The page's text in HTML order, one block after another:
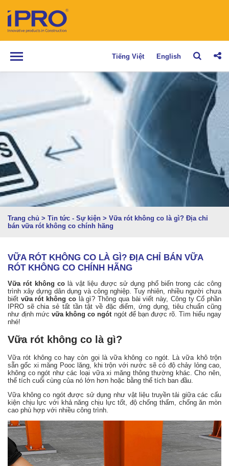
Tiếng Việt English
Trang chủ > Tin tức - Sự kiện > Vữa rót không co là gì? Địa chỉ
bán vữa rót không co chính hãng
VỮA RÓT KHÔNG CO LÀ GÌ? ĐỊA CHỈ BÁN VỮA
RÓT KHÔNG CO CHÍNH HÃNG
Vữa rót không co là vật liệu được sử dụng phổ biến trong các công
trình xây dựng dân dụng và công nghiệp. Tuy nhiên, nhiều người chưa
biết vữa rót không colà gì? Thông qua bài viết này, Công ty Cổ phần
IPRO sẽ chia sẻ tất tần tật về đặc điểm, ứng dụng, tiêu chuẩn cũng
như định mứcvữa không co ngótngót để bạn được rõ. Tìm hiểu ngay
nhé!
Vữa rót không co là gì?
Vữa rót không co hay còn gọi là vữa không co ngót. Là vữa khô trộn
sẵn gốc xi măng Pooc lăng, khi trộn với nước sẽ có độ chảy lỏng cao,
không co ngót như các loại vữa xi măng thông thường khác. Cho nên,
thể tích cuối cùng của nó lớn hơn hoặc bằng thể tích ban đầu.
Vữa không co ngót được sử dụng như vật liệu truyền tải giữa các cấu
kiện chịu lực với khả năng chịu lực tốt, độ chống thấm, chống ăn mòn
cao phù hợp với nhiều công trình.